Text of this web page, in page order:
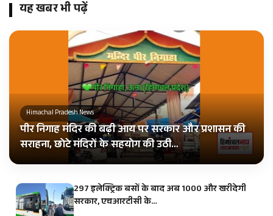
यह खबर भी पढ़ें
Himachal Pradesh News
पीर निगाह मंदिर की बढ़ी आय पर सरकार और प्रशासन की
सराहना, छोटे मंदिरों के सहयोग की उठी…
297 इलेक्ट्रिक बसों के बाद अब 1000 और खरीदेगी
सरकार, एचआरटीसी के…